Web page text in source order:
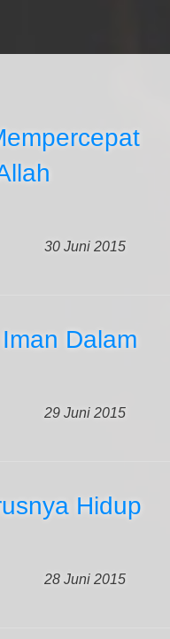
30 Juni 2015
Dalam
29 Juni 2015
Hidup
28 Juni 2015